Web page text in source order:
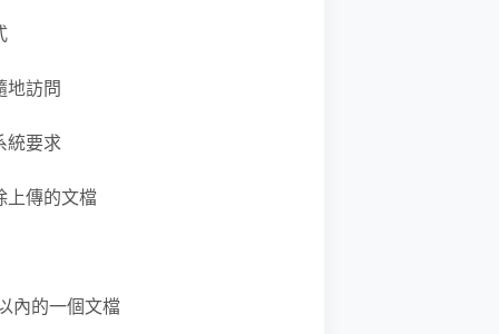
地訪問
統要求
上傳的文檔
內的一個文檔